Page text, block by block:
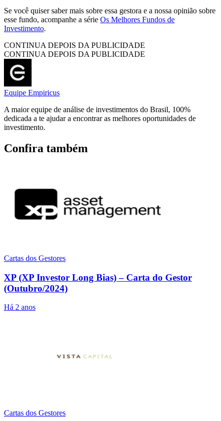
Se você quiser saber mais sobre essa gestora e a nossa opinião sobre
esse fundo, acompanhe a série Os Melhores Fundos de
Investimento.
CONTINUA DEPOIS DA PUBLICIDADE
CONTINUA DEPOIS DA PUBLICIDADE
Equipe Empiricus
A maior equipe de análise de investimentos do Brasil, 100%
dedicada a te ajudar a encontrar as melhores oportunidades de
investimento.
Confira também
Cartas dos Gestores
XP (XP Investor Long Bias) – Carta do Gestor
(Outubro/2024)
Há 2 anos
Cartas dos Gestores